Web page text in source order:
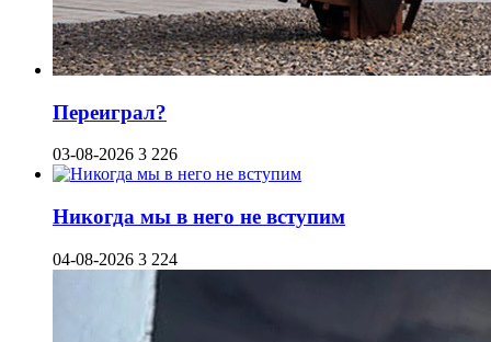
Переиграл?
03-08-2026 3 226
Никогда мы в него не вступим
04-08-2026 3 224